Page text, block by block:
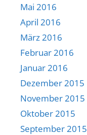
Mai 2016
April 2016
März 2016
Februar 2016
Januar 2016
Dezember 2015
November 2015
Oktober 2015
September 2015